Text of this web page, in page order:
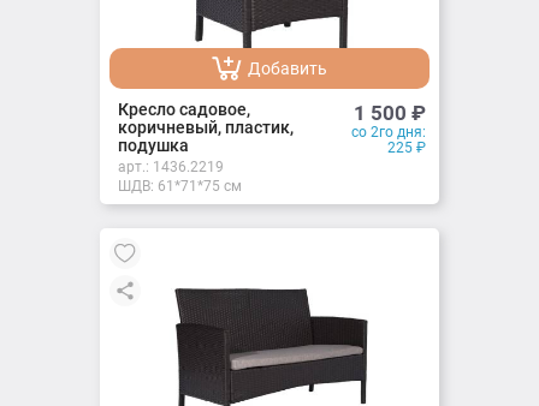
Добавить
Добавлено
Кресло садовое,
коричневый, пластик,
подушка
1 500 ₽
со 2го дня:
225 ₽
арт.: 1436.2219
ШДВ: 61*71*75 см